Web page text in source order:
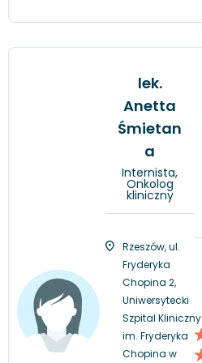
lek.
Anetta
Śmietan
a
Internista,
Onkolog
kliniczny
Rzeszów, ul.
Fryderyka
Chopina 2,
Uniwersytecki
Szpital Kliniczny
im. Fryderyka
Chopina w